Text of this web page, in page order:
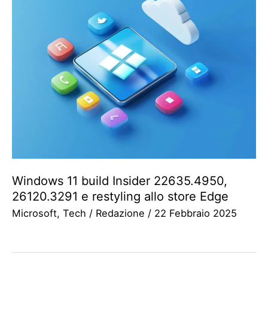
Windows 11 build Insider 22635.4950,
26120.3291 e restyling allo store Edge
Microsoft, Tech / Redazione / 22 Febbraio 2025